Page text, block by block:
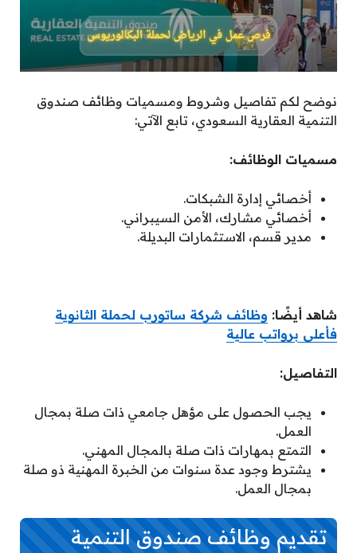
نوضح لكم تفاصيل وشروط ومسميات وظائف صندوق
التنمية العقارية السعودي، تابع الآتي:
مسميات الوظائف:
أخصائي إدارة الشبكات.
أخصائي مشارك، الأمن السيبراني.
مدير قسم، الاستثمارات البديلة.
شاهد أيضًا: وظائف شركة ساتورب لحملة الثانوية
فأعلى برواتب عالية
التفاصيل:
يجب الحصول على مؤهل جامعي ذات صلة بمجال
العمل.
التمتع بمهارات ذات صلة بالمجال المهني.
يشترط وجود عدة سنوات من الخبرة المهنية ذو صلة
بمجال العمل.
تقديم وظائف صندوق التنمية